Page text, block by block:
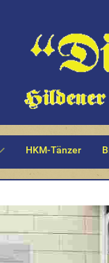
HKM-Tänzer